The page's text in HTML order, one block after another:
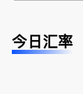
今日汇率